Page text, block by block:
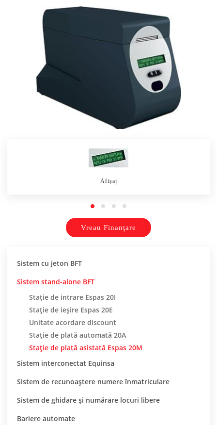
Afișaj
Vreau Finanţare
Sistem cu jeton BFT
Sistem stand-alone BFT
Stație de intrare Espas 20I
Stație de ieșire Espas 20E
Unitate acordare discount
Stație de plată automată 20A
Stație de plată asistată Espas 20M
Sistem interconectat Equinsa
Sistem de recunoaștere numere înmatriculare
Sistem de ghidare și numărare locuri libere
Bariere automate